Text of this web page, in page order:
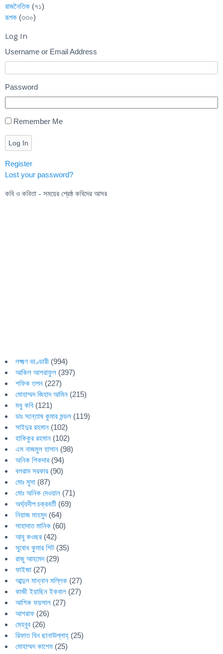
রাজনৈতিক (৭১)
রূপক (৩৩০)
Log In
Username or Email Address
Password
Remember Me
Log In
Register
Lost your password?
কবি ও কবিতা - সময়ের শ্রেষ্ঠ কবিদের আসর
লক্ষ্মণ ভাণ্ডারী (994)
আকিল আশরাফুল (397)
শফিক তপন (227)
মোহাম্মদ জিহাদ আমিন (215)
মধু কবি (121)
ডাঃ সন্তোষ কুমার মন্ডল (119)
সাইদুর রহমান (102)
হাকিকুর রহমান (102)
এম নাজমুল হাসান (98)
অনিক শিকদার (94)
বলরাম সরকার (90)
মোঃ মুসা (87)
মোঃ অনিক দেওয়ান (71)
অর্ঘ্যদীপ চক্রবর্তী (69)
নিয়াজ মাহমুদ(64)
সাহাদাত মানিক (60)
আবু কওছর (42)
সুবোধ কুমার শিট (35)
রাজু আহমেদ(29)
ফাইজা (27)
আব্দুল মান্নান মল্লিক (27)
কাজী ইয়াছিন ইকবাল (27)
আশিক ফয়সাল (27)
আশরাফ (26)
মেহবুব (26)
রিফাত বিন ছানাউল্লাহ্ (25)
মোহাম্মদ কাশেম (25)